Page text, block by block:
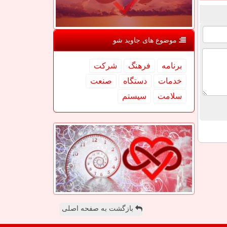
موضوع های جاوید شو
برنامه فرهنگ
شركت
خدمات
دستگاه
صنعت
سلامت
سیستم
بازگشت به صفحه اصلی